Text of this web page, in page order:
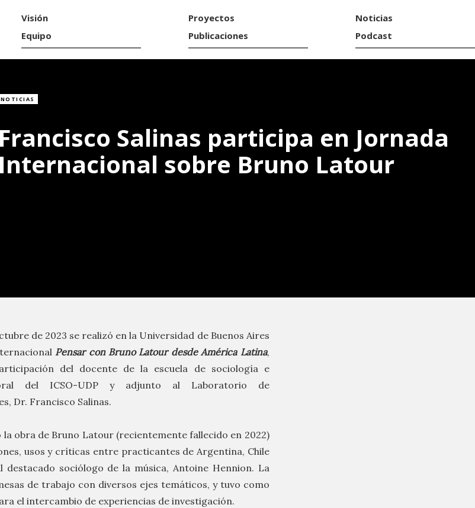
Visión
Equipo
Proyectos
Publicaciones
Noticias
Podcast
NOTICIAS
Francisco Salinas participa en Jornada
Internacional sobre Bruno Latour
de 2023 se realizó en la Universidad de Buenos Aires
Pensar con Bruno Latour desde América Latina,
del docente de la escuela de sociología e
del ICSO-UDP y adjunto al Laboratorio de
Dr. Francisco Salinas.
obra de Bruno Latour (recientemente fallecido en 2022)
usos y críticas entre practicantes de Argentina, Chile
destacado sociólogo de la música, Antoine Hennion. La
de trabajo con diversos ejes temáticos, y tuvo como
el intercambio de experiencias de investigación.